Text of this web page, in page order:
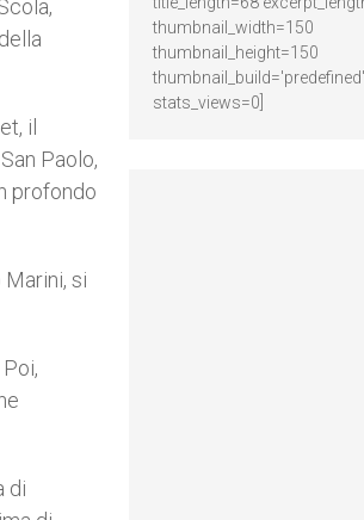
il
Paolo,
profondo
si
di
thumbnail_width=150
thumbnail_height=150
thumbnail_build='predefined'
stats_views=0]